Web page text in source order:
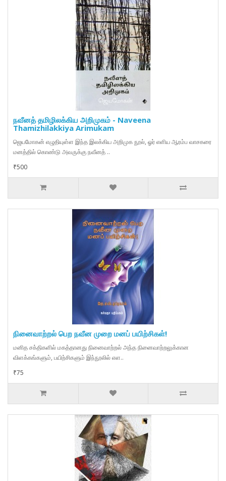
நவீனத் தமிழிலக்கிய அறிமுகம் - Naveena
Thamizhilakkiya Arimukam
ஜெயமோகன் எழுதியுள்ள இந்த இலக்கிய அறிமுக நூல், ஓர் எளிய ஆரம்ப வாசகரை
மனத்தில் கொண்டு அவருக்கு நவீனத் ..
₹500
நினைவாற்றல் பெற நவீன முறை மனப் பயிற்சிகள்!
மனித சக்திகளில் மகத்தானது நினைவாற்றல் அந்த நினைவாற்றலுக்கான
விளக்கங்களும், பயிற்சிகளும் இந்நூலில் எள..
₹75